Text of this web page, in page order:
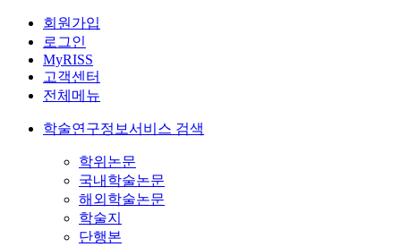
회원가입
로그인
MyRISS
고객센터
전체메뉴
학술연구정보서비스 검색
학위논문
국내학술논문
해외학술논문
학술지
단행본